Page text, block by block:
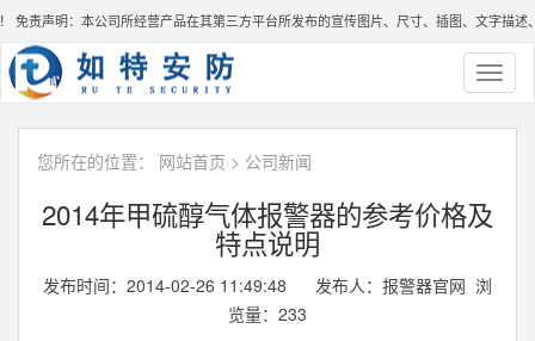
声明：本公司所经营产品在其第三方平台所发布的宣传图片、尺寸、插图、文字描述、
您所在的位置： 网站首页 > 公司新闻
2014年甲硫醇气体报警器的参考价格及
特点说明
发布时间：2014-02-26 11:49:48 发布人：报警器官网 浏
览量： 233